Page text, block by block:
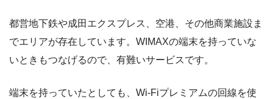
都営地下鉄や成田エクスプレス、空港、その他商業施設ま
でエリアが存在しています。WIMAXの端末を持っていな
いときもつなげるので、有難いサービスです。
端末を持っていたとしても、Wi-Fiプレミアムの回線を使